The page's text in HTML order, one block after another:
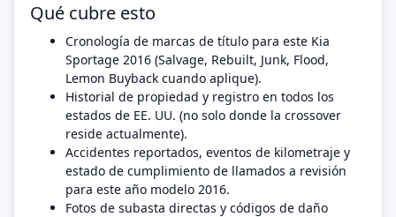
Qué cubre esto
Cronología de marcas de título para este Kia
Sportage 2016 (Salvage, Rebuilt, Junk, Flood,
Lemon Buyback cuando aplique).
Historial de propiedad y registro en todos los
estados de EE. UU. (no solo donde la crossover
reside actualmente).
Accidentes reportados, eventos de kilometraje y
estado de cumplimiento de llamados a revisión
para este año modelo 2016.
Fotos de subasta directas y códigos de daño